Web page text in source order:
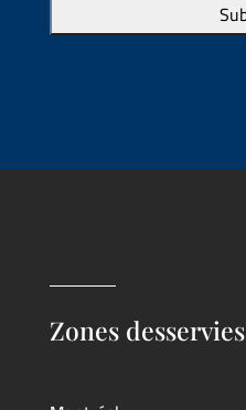
Zones desservies